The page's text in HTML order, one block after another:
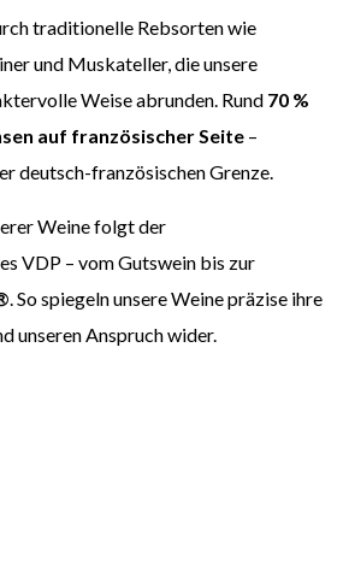
traditionelle Rebsorten wie
und Muskateller, die unsere
Weise abrunden. Rund 70 %
auf französischer Seite –
deutsch-französischen Grenze.
Weine folgt der
VDP – vom Gutswein bis zur
. So spiegeln unsere Weine präzise ihre
unseren Anspruch wider.